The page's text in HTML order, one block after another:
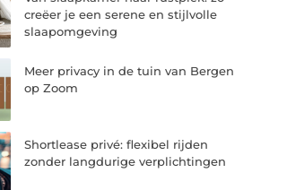
creëer je een serene en stijlvolle
slaapomgeving
Meer privacy in de tuin van Bergen
op Zoom
Shortlease privé: flexibel rijden
zonder langdurige verplichtingen